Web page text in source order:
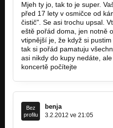
Mjeh ty jo, tak to je super.
před 17 lety v osmičce od
čistič". Se asi trochu upsal.
eště pořád doma, jen notně
vtipnější je, že když si
tak si pořád pamatuju
asi nikdy do kupy nedáte,
koncertě počítejte
Bez
profilu
benja
3.2.2012 ve 21:05